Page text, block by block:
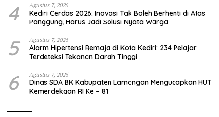
4 Agustus 7, 2026
Kediri Cerdas 2026: Inovasi Tak Boleh Berhenti di Atas
Panggung, Harus Jadi Solusi Nyata Warga
5 Agustus 7, 2026
Alarm Hipertensi Remaja di Kota Kediri: 234 Pelajar
Terdeteksi Tekanan Darah Tinggi
6 Agustus 7, 2026
Dinas SDA BK Kabupaten Lamongan Mengucapkan HUT
Kemerdekaan RI Ke – 81